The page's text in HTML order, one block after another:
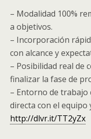
– Modalidad 100%
a objetivos.
– Incorporación
con alcance y
– Posibilidad real de
finalizar la fase de
– Entorno de trabajo
directa con el equipo
http://dlvr.it/TT2yZx